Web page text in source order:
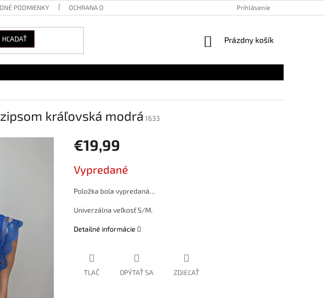
PODMIENKY OCHRANA OSOBNÝCH ÚDAJOV Prihlásenie
HĽADAŤ
NÁKUPNÝ
Prázdny košík
kráľovská modrá 1633
€19,99
cena:
Vypredané
Položka bola vypredaná…
Univerzálna veľkosť S/M.
Detailné informácie
TLAČ OPÝTAŤ SA ZDIEĽAŤ